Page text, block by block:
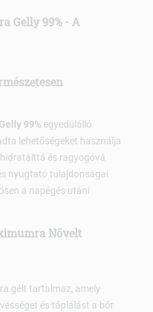
Gelly 99% - A
99% egyedülálló
lehetőségeket használja
és ragyogóvá
nyugtató tulajdonságai
a napégés utáni
Növelt
gélt tartalmaz, amely
és táplálást a bőr